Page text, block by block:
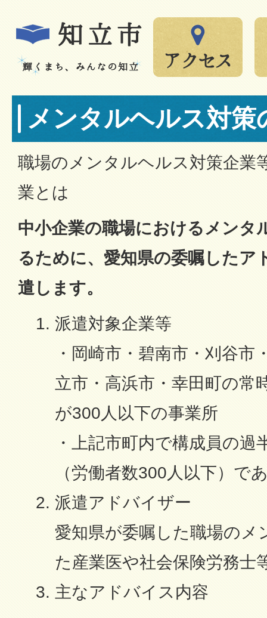
メンタルヘルス対策
職場のメンタルヘルス対策企業
業とは
中小企業の職場におけるメンタ
るために、愛知県の委嘱したア
遣します。
派遣対象企業等
・岡崎市・碧南市・刈谷市
立市・高浜市・幸田町の常
が300人以下の事業所
・上記市町内で構成員の過
（労働者数300人以下）で
派遣アドバイザー
愛知県が委嘱した職場のメ
た産業医や社会保険労務士
主なアドバイス内容